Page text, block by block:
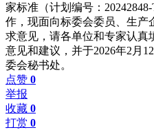
家标准（计划编号：
作，现面向标委会委员、生产
求意见，请各单位和专家认真
意见和建议，并于2026年2月
委会秘书处。
点赞 0
举报
收藏 0
打赏 0